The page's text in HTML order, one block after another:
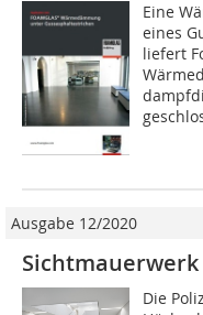
Eine
eines
liefert
Ausgabe 12/2020
Die